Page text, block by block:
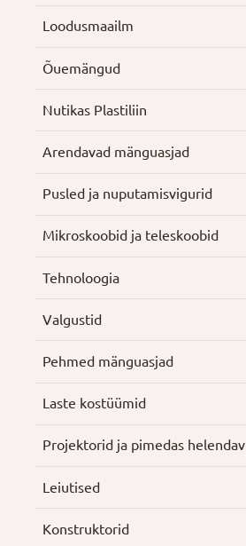
Loodusmaailm
Õuemängud
Nutikas Plastiliin
Arendavad mänguasjad
Pusled ja nuputamisvigurid
Mikroskoobid ja teleskoobid
Tehnoloogia
Valgustid
Pehmed mänguasjad
Laste kostüümid
Projektorid ja pimedas helendav
Leiutised
Konstruktorid